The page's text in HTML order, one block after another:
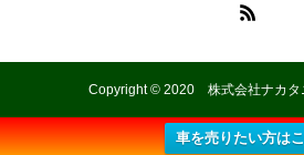
Copyright © 2020 株式会社ナカタ
車を売りたい方は